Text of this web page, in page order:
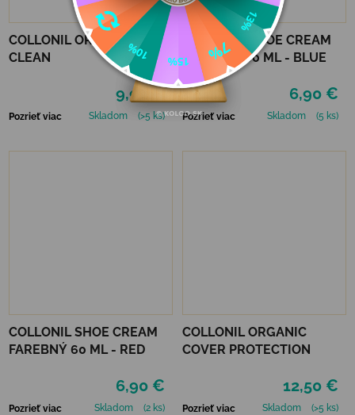
COLLONIL ORGANIC
CLEAN
9,90 €
Pozrieť viac Skladom (>5 ks)
COLLONIL SHOE CREAM
FAREBNÝ 60 ML - BLUE
6,90 €
Pozrieť viac Skladom (5 ks)
COLLONIL SHOE CREAM
FAREBNÝ 60 ML - RED
6,90 €
Pozrieť viac Skladom (2 ks)
COLLONIL ORGANIC
COVER PROTECTION
12,50 €
Pozrieť viac Skladom (>5 ks)